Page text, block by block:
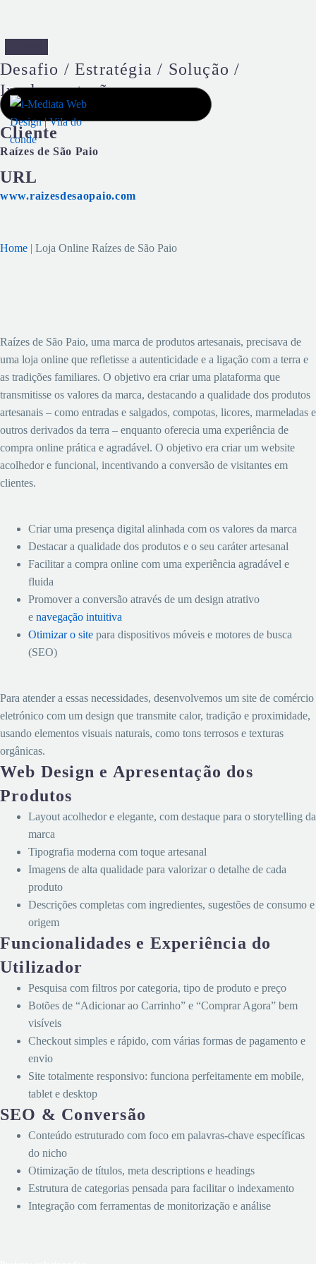
Desafio / Estratégia / Solução /
Implementação
Cliente
Raízes de São Paio
URL
www.raizesdesaopaio.com
Home | Loja Online Raízes de São Paio
Raízes de São Paio, uma marca de produtos artesanais, precisava de
uma loja online que refletisse a autenticidade e a ligação com a terra e
as tradições familiares. O objetivo era criar uma plataforma que
transmitisse os valores da marca, destacando a qualidade dos produtos
artesanais – como entradas e salgados, compotas, licores, marmeladas e
outros derivados da terra – enquanto oferecia uma experiência de
compra online prática e agradável. O objetivo era criar um website
acolhedor e funcional, incentivando a conversão de visitantes em
clientes.
Criar uma presença digital alinhada com os valores da marca
Destacar a qualidade dos produtos e o seu caráter artesanal
Facilitar a compra online com uma experiência agradável e
fluida
Promover a conversão através de um design atrativo
e navegação intuitiva
Otimizar o site para dispositivos móveis e motores de busca
(SEO)
Para atender a essas necessidades, desenvolvemos um site de comércio
eletrónico com um design que transmite calor, tradição e proximidade,
usando elementos visuais naturais, como tons terrosos e texturas
orgânicas.
Web Design e Apresentação dos
Produtos
Layout acolhedor e elegante, com destaque para o storytelling da
marca
Tipografia moderna com toque artesanal
Imagens de alta qualidade para valorizar o detalhe de cada
produto
Descrições completas com ingredientes, sugestões de consumo e
origem
Funcionalidades e Experiência do
Utilizador
Pesquisa com filtros por categoria, tipo de produto e preço
Botões de “Adicionar ao Carrinho” e “Comprar Agora” bem
visíveis
Checkout simples e rápido, com várias formas de pagamento e
envio
Site totalmente responsivo: funciona perfeitamente em mobile,
tablet e desktop
SEO & Conversão
Conteúdo estruturado com foco em palavras-chave específicas
do nicho
Otimização de títulos, meta descriptions e headings
Estrutura de categorias pensada para facilitar o indexamento
Integração com ferramentas de monitorização e análise